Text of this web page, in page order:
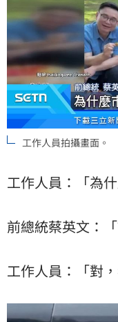
工作人員拍攝畫面。
工作人員：「為
前總統蔡英文：
工作人員：「對